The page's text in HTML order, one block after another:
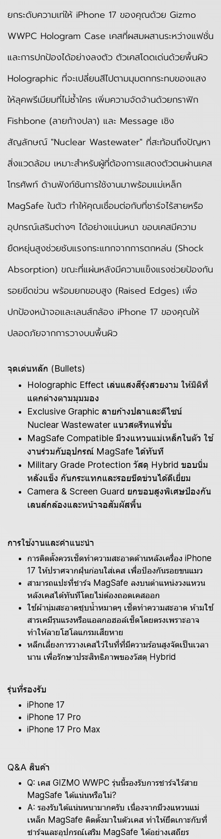
ยกระดับความเท่ให้ iPhone 17 ของคุณด้วย Gizmo
WWPC Hologram Case เคสที่ผสมผสานระหว่างแฟชั่น
และการปกป้องได้อย่างลงตัว ตัวเคสโดดเด่นด้วยพื้นผิว
Holographic ที่จะเปลี่ยนสีไปตามมุมตกกระทบของแสง
ให้ลุคพรีเมียมที่ไม่ซ้ำใคร เพิ่มความจัดจ้านด้วยกราฟิก
Fishbone (ลายก้างปลา) และ Message เชิง
สัญลักษณ์ "Nuclear Wastewater" ที่สะท้อนถึงปัญหา
สิ่งแวดล้อม เหมาะสำหรับผู้ที่ต้องการแสดงตัวตนผ่านเคส
โทรศัพท์ ด้านฟังก์ชันการใช้งานมาพร้อมแม่เหล็ก
MagSafe ในตัว ทำให้คุณเชื่อมต่อกับที่ชาร์จไร้สายหรือ
อุปกรณ์เสริมต่างๆ ได้อย่างแน่นหนา ขอบเคสมีความ
ยืดหยุ่นสูงช่วยซับแรงกระแทกจากการตกหล่น (Shock
Absorption) ขณะที่แผ่นหลังมีความแข็งแรงช่วยป้องกัน
รอยขีดข่วน พร้อมยกขอบสูง (Raised Edges) เพื่อ
ปกป้องหน้าจอและเลนส์กล้อง iPhone 17 ของคุณให้
ปลอดภัยจากการวางบนพื้นผิว
จุดเด่นหลัก (Bullets)
Holographic Effect เล่นแสงสีรุ้งสวยงาม ให้มิติที่
แตกต่างตามมุมมอง
Exclusive Graphic ลายก้างปลาและดีไซน์
Nuclear Wastewater แนวสตรีทแฟชั่น
MagSafe Compatible มีวงแหวนแม่เหล็กในตัว ใช้
งานร่วมกับอุปกรณ์ MagSafe ได้ทันที
Military Grade Protection วัสดุ Hybrid ขอบนิ่ม
หลังแข็ง กันกระแทกและรอยขีดข่วนได้ดีเยี่ยม
Camera & Screen Guard ยกขอบสูงพิเศษป้องกัน
เลนส์กล้องและหน้าจอสัมผัสพื้น
การใช้งานและคำแนะนำ
การติดตั้งควรเช็ดทำความสะอาดด้านหลังเครื่อง iPhone
17 ให้ปราศจากฝุ่นก่อนใส่เคส เพื่อป้องกันรอยขนแมว
สามารถแปะที่ชาร์จ MagSafe ลงบนตำแหน่งวงแหวน
หลังเคสได้ทันทีโดยไม่ต้องถอดเคสออก
ใช้ผ้านุ่มสะอาดชุบน้ำหมาดๆ เช็ดทำความสะอาด ห้ามใช้
สารเคมีรุนแรงหรือแอลกอฮอล์เช็ดโดยตรงเพราะอาจ
ทำให้ลายโฮโลแกรมเสียหาย
หลีกเลี่ยงการวางเคสไว้ในที่ที่มีความร้อนสูงจัดเป็นเวลา
นาน เพื่อรักษาประสิทธิภาพของวัสดุ Hybrid
รุ่นที่รองรับ
iPhone 17
iPhone 17 Pro
iPhone 17 Pro Max
Q&A สินค้า
Q: เคส GIZMO WWPC รุ่นนี้รองรับการชาร์จไร้สาย
MagSafe ได้แน่นหรือไม่?
A: รองรับได้แน่นหนามากครับ เนื่องจากมีวงแหวนแม่
เหล็ก MagSafe ติดตั้งมาในตัวเคส ทำให้ยึดเกาะกับที่
ชาร์จและอุปกรณ์เสริม MagSafe ได้อย่างเสถียร